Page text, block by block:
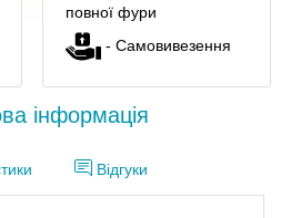
повної фури
- Самовивезення
інформація
Відгуки